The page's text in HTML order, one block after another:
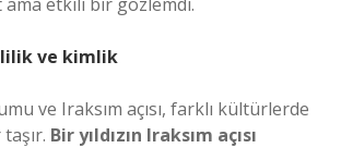
ve kimlik
ve Iraksım açısı, farklı kültürlerde
Bir yıldızın Iraksım açısı